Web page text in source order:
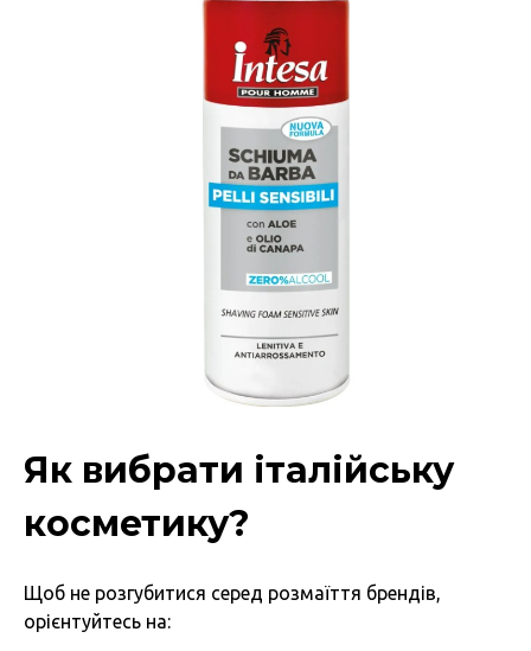
Як вибрати італійську
косметику?
Щоб не розгубитися серед розмаїття брендів,
орієнтуйтесь на: